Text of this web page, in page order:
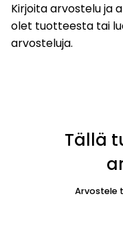
Kirjoita arvostelu ja
olet tuotteesta tai
arvosteluja.
Tällä
Arvostele